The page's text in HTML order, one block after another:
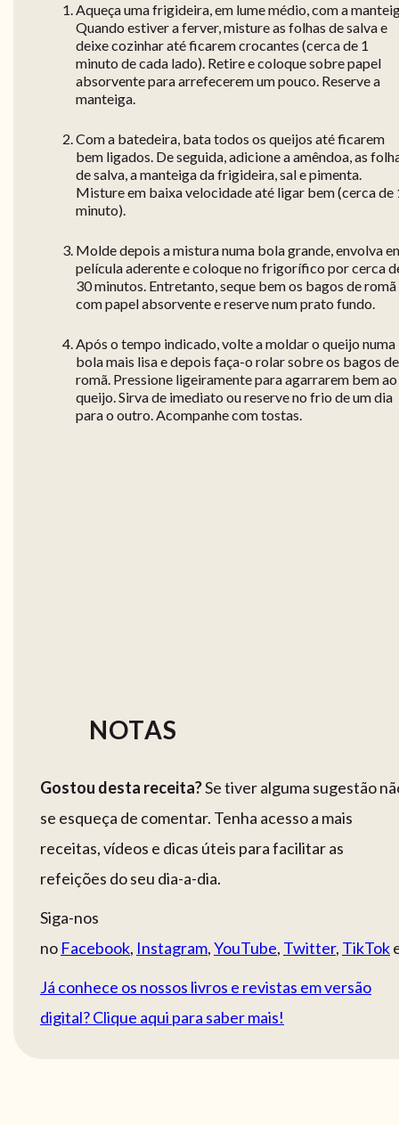
Aqueça uma frigideira, em lume médio, com a
Quando estiver a ferver, misture as folhas de salva e
deixe cozinhar até ficarem crocantes (cerca de 1
minuto de cada lado). Retire e coloque sobre papel
absorvente para arrefecerem um pouco. Reserve a
manteiga.
Com a batedeira, bata todos os queijos até ficarem
bem ligados. De seguida, adicione a amêndoa, as
de salva, a manteiga da frigideira, sal e pimenta.
Misture em baixa velocidade até ligar bem (cerca de
minuto).
Molde depois a mistura numa bola grande, envolva
película aderente e coloque no frigorífico por cerca
30 minutos. Entretanto, seque bem os bagos de romã
com papel absorvente e reserve num prato fundo.
Após o tempo indicado, volte a moldar o queijo numa
bola mais lisa e depois faça-o rolar sobre os bagos de
romã. Pressione ligeiramente para agarrarem bem ao
queijo. Sirva de imediato ou reserve no frio de um dia
para o outro. Acompanhe com tostas.
NOTAS
Gostou desta receita?Se tiver alguma sugestão
se esqueça de comentar. Tenha acesso a mais
receitas, vídeos e dicas úteis para facilitar as
refeições do seu dia-a-dia.
Siga-nos
no Facebook, Instagram,YouTube, Twitter, TikTok
Já conhece os nossos livros e revistas em versão
digital? Clique aqui para saber mais!